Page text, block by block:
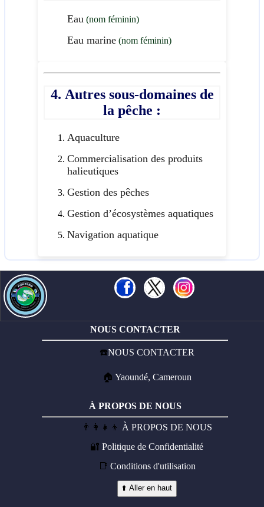
Eau (nom féminin)
Eau marine (nom féminin)
4. Autres sous-domaines de
la pêche :
Aquaculture
Commercialisation des produits
halieutiques
Gestion des pêches
Gestion d’écosystèmes aquatiques
Navigation aquatique
NOUS CONTACTER
☎️NOUS CONTACTER
🏠 Yaoundé, Cameroun
À PROPOS DE NOUS
👨‍👩‍👧‍👦 À PROPOS DE NOUS
🔐 Politique de Confidentialité
📑 Conditions d'utilisation
⬆️ Aller en haut